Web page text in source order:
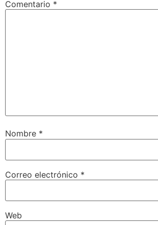
Comentario *
Nombre *
Correo electrónico *
Web